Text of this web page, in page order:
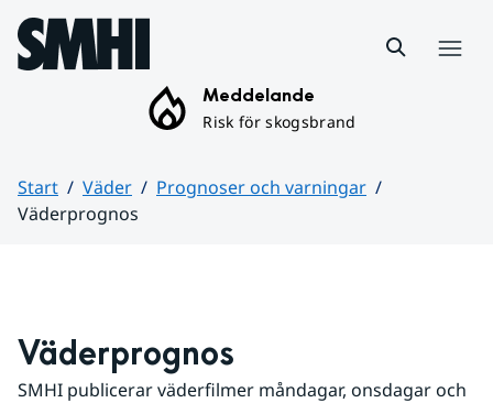
Hoppa till sidans innehåll
Meddelande
Risk för skogsbrand
Start Väder
Prognoser och varningar
Väderprognos
Väderprognos
SMHI publicerar väderfilmer måndagar, onsdagar och